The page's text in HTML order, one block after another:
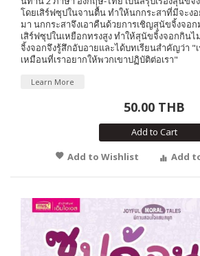
โดยเสิร์ฟซุปในจานตื้น ทำให้นกกระสาที่มีจะง
มา นกกระสาจึงเอาคืนด้วยการเชิญสุนัขจิ้งจอ
เสิร์ฟซุปในเหยือกทรงสูง ทำให้สุนัขจิ้งจอกกิน
จิ้งจอกจึงรู้สึกอับอายและได้บทเรียนสำคัญว่า "
เหมือนที่เราอยากให้พวกเขาปฏิบัติต่อเรา"
Learn More
50.00 THB
Add to Cart
Add to Wishlist
Add